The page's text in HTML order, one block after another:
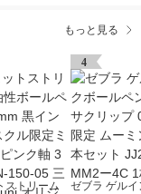
もっと見る
ストリーム
4
ゼブラ ゲルイ